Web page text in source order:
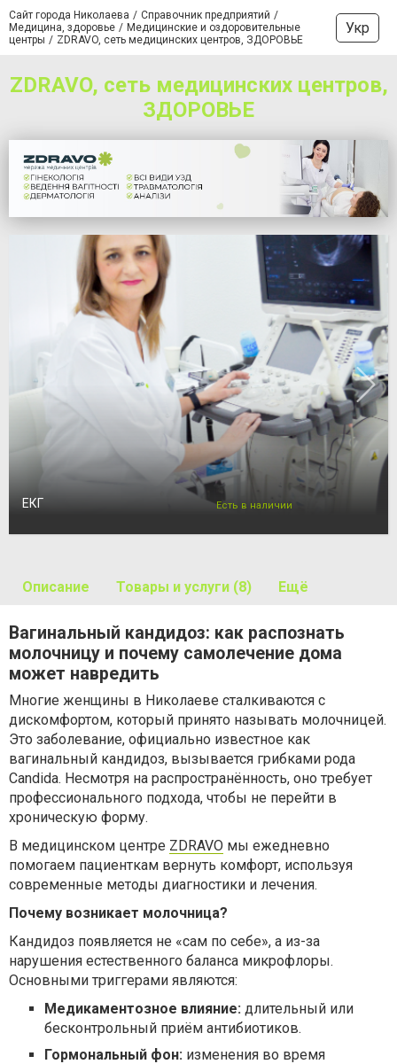
Сайт города Николаева
Справочник предприятий
Медицина, здоровье
Медицинские и оздоровительные
центры
ZDRAVO, сеть медицинских центров, ЗДОРОВЬЕ
Укр
ZDRAVO, сеть медицинских центров,
ЗДОРОВЬЕ
ЕКГ Есть в наличии
Описание Товары и услуги (8) Ещё
Вагинальный кандидоз: как распознать
молочницу и почему самолечение дома
может навредить
Многие женщины в Николаеве сталкиваются с
дискомфортом, который принято называть молочницей.
Это заболевание, официально известное как
вагинальный кандидоз, вызывается грибками рода
Candida. Несмотря на распространённость, оно требует
профессионального подхода, чтобы не перейти в
хроническую форму.
В медицинском центре ZDRAVO мы ежедневно
помогаем пациенткам вернуть комфорт, используя
современные методы диагностики и лечения.
Почему возникает молочница?
Кандидоз появляется не «сам по себе», а из-за
нарушения естественного баланса микрофлоры.
Основными триггерами являются:
Медикаментозное влияние: длительный или
бесконтрольный приём антибиотиков.
Гормональный фон: изменения во время